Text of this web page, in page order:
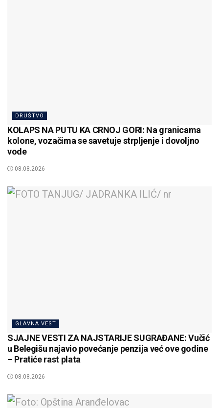
DRUŠTVO
KOLAPS NA PUTU KA CRNOJ GORI: Na granicama
kolone, vozačima se savetuje strpljenje i dovoljno
vode
08.08.2026
GLAVNA VEST
SJAJNE VESTI ZA NAJSTARIJE SUGRAĐANE: Vučić
u Belegišu najavio povećanje penzija već ove godine
– Pratiće rast plata
08.08.2026